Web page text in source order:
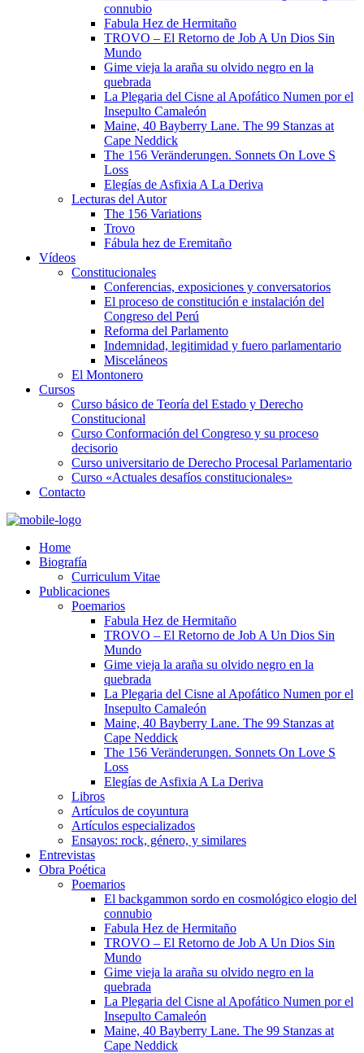
connubio
Fabula Hez de Hermitaño
TROVO – El Retorno de Job A Un Dios Sin
Mundo
Gime vieja la araña su olvido negro en la
quebrada
La Plegaria del Cisne al Apofático Numen por el
Insepulto Camaleón
Maine, 40 Bayberry Lane. The 99 Stanzas at
Cape Neddick
The 156 Veränderungen. Sonnets On Love S
Loss
Elegías de Asfixia A La Deriva
Lecturas del Autor
The 156 Variations
Trovo
Fábula hez de Eremitaño
Vídeos
Constitucionales
Conferencias, exposiciones y conversatorios
El proceso de constitución e instalación del
Congreso del Perú
Reforma del Parlamento
Indemnidad, legitimidad y fuero parlamentario
Misceláneos
El Montonero
Cursos
Curso básico de Teoría del Estado y Derecho
Constitucional
Curso Conformación del Congreso y su proceso
decisorio
Curso universitario de Derecho Procesal Parlamentario
Curso «Actuales desafíos constitucionales»
Contacto
Home
Biografía
Curriculum Vitae​
Publicaciones
Poemarios
Fabula Hez de Hermitaño
TROVO – El Retorno de Job A Un Dios Sin
Mundo
Gime vieja la araña su olvido negro en la
quebrada
La Plegaria del Cisne al Apofático Numen por el
Insepulto Camaleón
Maine, 40 Bayberry Lane. The 99 Stanzas at
Cape Neddick
The 156 Veränderungen. Sonnets On Love S
Loss
Elegías de Asfixia A La Deriva
Libros
Artículos de coyuntura
Artículos especializados
Ensayos: rock, género, y similares
Entrevistas
Obra Poética
Poemarios
El backgammon sordo en cosmológico elogio del
connubio
Fabula Hez de Hermitaño
TROVO – El Retorno de Job A Un Dios Sin
Mundo
Gime vieja la araña su olvido negro en la
quebrada
La Plegaria del Cisne al Apofático Numen por el
Insepulto Camaleón
Maine, 40 Bayberry Lane. The 99 Stanzas at
Cape Neddick